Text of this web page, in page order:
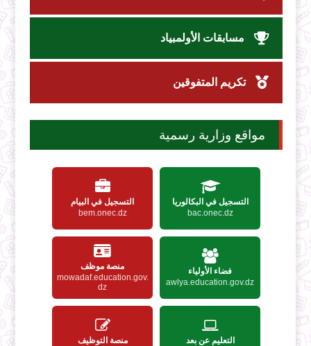
مسابقات الأولمبياد
تكريم المتفوقين
مواقع وزارية رسمية
التسجيل في البكالوريا
bac.onec.dz
التسجيل في البيام
bem.onec.dz
فضاء الأولياء
awlya.education.gov.dz
منصة موظف
mowadaf.education.gov.
dz
التعليم عن بعد
منصة التوظيف